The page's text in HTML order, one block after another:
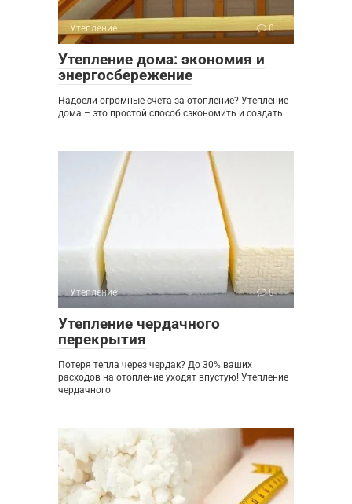
Утепление 0
Утепление дома: экономия и
энергосбережение
Надоели огромные счета за отопление? Утепление
дома – это простой способ сэкономить и создать
Утепление 0
Утепление чердачного
перекрытия
Потеря тепла через чердак? До 30% ваших
расходов на отопление уходят впустую! Утепление
чердачного